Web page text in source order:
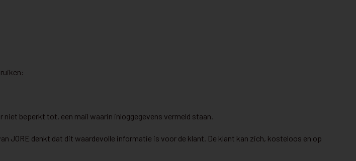
niet beperkt tot, een mail waarin inloggegevens vermeld staan.
JORE denkt dat dit waardevolle informatie is voor de klant. De klant kan zich, kosteloos en op